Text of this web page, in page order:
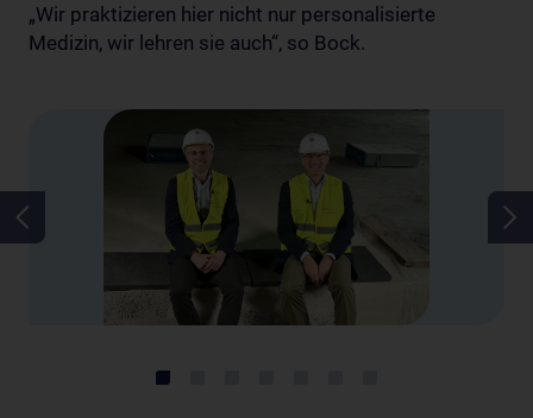
„Wir praktizieren hier nicht nur personalisierte
Medizin, wir lehren sie auch“, so Bock.